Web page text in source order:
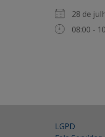
28 de
08:00 -
LGPD